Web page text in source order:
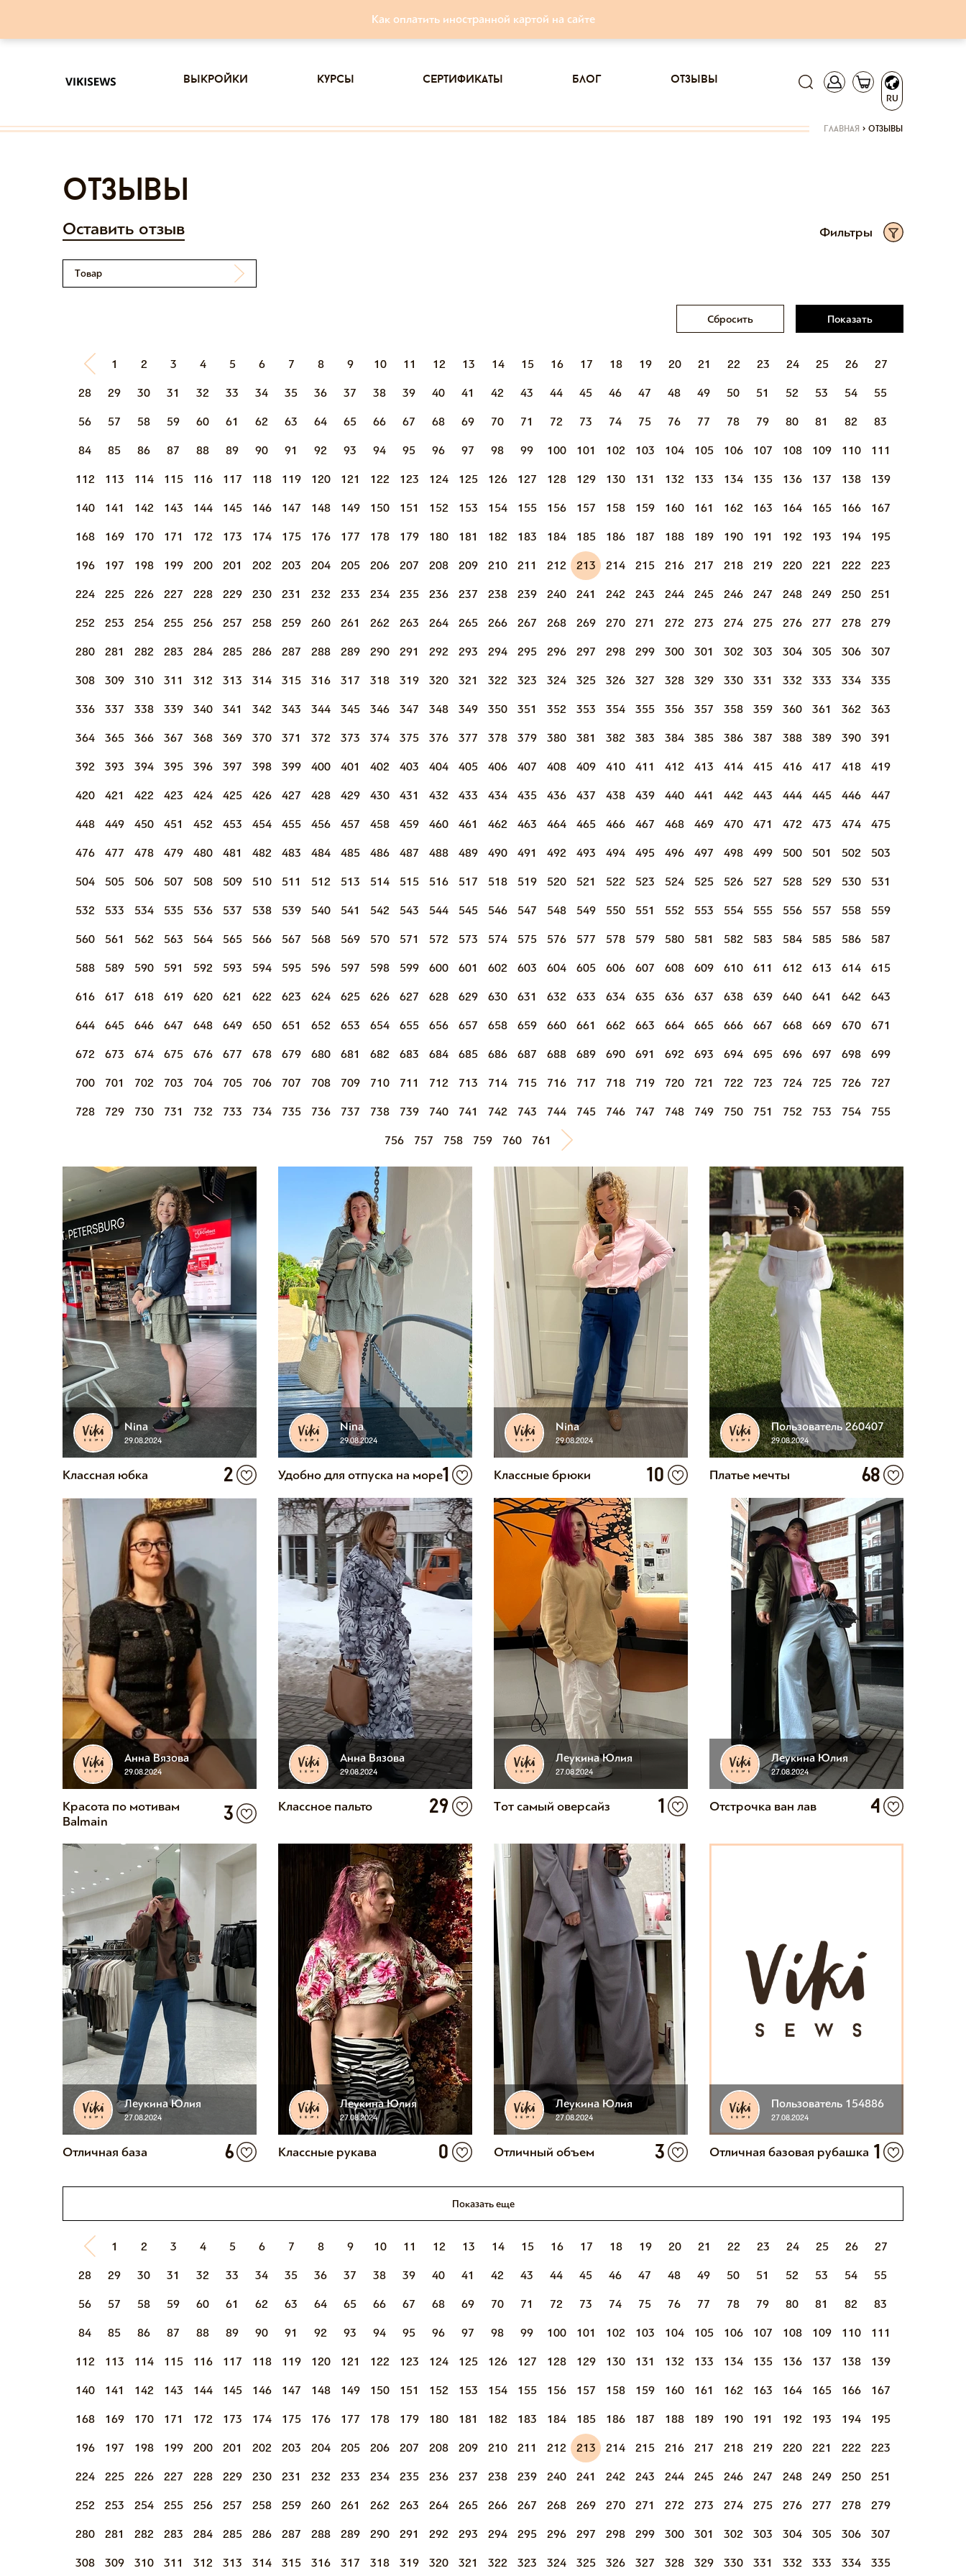
Как оплатить иностранной картой на сайте
RU
выкройки курсы сертификаты блог отзывы
главная > отзывы
отзывы
Оставить отзыв Фильтры
Товар
Сбросить Показать
1 2 3 4 5 6 7 8 9 10 11 12 13 14 15 16 17 18 19 20 21 22 23 24 25 26 27
28 29 30 31 32 33 34 35 36 37 38 39 40 41 42 43 44 45 46 47 48 49 50 51 52 53 54 55
56 57 58 59 60 61 62 63 64 65 66 67 68 69 70 71 72 73 74 75 76 77 78 79 80 81 82 83
84 85 86 87 88 89 90 91 92 93 94 95 96 97 98 99 100 101 102 103 104 105 106 107 108 109 110 111
112 113 114 115 116 117 118 119 120 121 122 123 124 125 126 127 128 129 130 131 132 133 134 135 136 137 138 139
140 141 142 143 144 145 146 147 148 149 150 151 152 153 154 155 156 157 158 159 160 161 162 163 164 165 166 167
168 169 170 171 172 173 174 175 176 177 178 179 180 181 182 183 184 185 186 187 188 189 190 191 192 193 194 195
196 197 198 199 200 201 202 203 204 205 206 207 208 209 210 211 212 213 214 215 216 217 218 219 220 221 222 223
224 225 226 227 228 229 230 231 232 233 234 235 236 237 238 239 240 241 242 243 244 245 246 247 248 249 250 251
252 253 254 255 256 257 258 259 260 261 262 263 264 265 266 267 268 269 270 271 272 273 274 275 276 277 278 279
280 281 282 283 284 285 286 287 288 289 290 291 292 293 294 295 296 297 298 299 300 301 302 303 304 305 306 307
308 309 310 311 312 313 314 315 316 317 318 319 320 321 322 323 324 325 326 327 328 329 330 331 332 333 334 335
336 337 338 339 340 341 342 343 344 345 346 347 348 349 350 351 352 353 354 355 356 357 358 359 360 361 362 363
364 365 366 367 368 369 370 371 372 373 374 375 376 377 378 379 380 381 382 383 384 385 386 387 388 389 390 391
392 393 394 395 396 397 398 399 400 401 402 403 404 405 406 407 408 409 410 411 412 413 414 415 416 417 418 419
420 421 422 423 424 425 426 427 428 429 430 431 432 433 434 435 436 437 438 439 440 441 442 443 444 445 446 447
448 449 450 451 452 453 454 455 456 457 458 459 460 461 462 463 464 465 466 467 468 469 470 471 472 473 474 475
476 477 478 479 480 481 482 483 484 485 486 487 488 489 490 491 492 493 494 495 496 497 498 499 500 501 502 503
504 505 506 507 508 509 510 511 512 513 514 515 516 517 518 519 520 521 522 523 524 525 526 527 528 529 530 531
532 533 534 535 536 537 538 539 540 541 542 543 544 545 546 547 548 549 550 551 552 553 554 555 556 557 558 559
560 561 562 563 564 565 566 567 568 569 570 571 572 573 574 575 576 577 578 579 580 581 582 583 584 585 586 587
588 589 590 591 592 593 594 595 596 597 598 599 600 601 602 603 604 605 606 607 608 609 610 611 612 613 614 615
616 617 618 619 620 621 622 623 624 625 626 627 628 629 630 631 632 633 634 635 636 637 638 639 640 641 642 643
644 645 646 647 648 649 650 651 652 653 654 655 656 657 658 659 660 661 662 663 664 665 666 667 668 669 670 671
672 673 674 675 676 677 678 679 680 681 682 683 684 685 686 687 688 689 690 691 692 693 694 695 696 697 698 699
700 701 702 703 704 705 706 707 708 709 710 711 712 713 714 715 716 717 718 719 720 721 722 723 724 725 726 727
728 729 730 731 732 733 734 735 736 737 738 739 740 741 742 743 744 745 746 747 748 749 750 751 752 753 754 755
756 757 758 759 760 761
Nina
29.08.2024
Классная юбка 2
Nina
29.08.2024
Удобно для отпуска на море1
Nina
29.08.2024
Классные брюки 10
Пользователь 260407
29.08.2024
Платье мечты 68
Анна Вязова
29.08.2024
Красота по мотивам
Balmain
3
Анна Вязова
29.08.2024
Классное пальто 29
Леукина Юлия
27.08.2024
Тот самый оверсайз 1
Леукина Юлия
27.08.2024
Отстрочка ван лав 4
Леукина Юлия
27.08.2024
Отличная база 6
Леукина Юлия
27.08.2024
Классные рукава 0
Леукина Юлия
27.08.2024
Отличный объем 3
Пользователь 154886
27.08.2024
Отличная базовая рубашка 1
Показать еще
1 2 3 4 5 6 7 8 9 10 11 12 13 14 15 16 17 18 19 20 21 22 23 24 25 26 27
28 29 30 31 32 33 34 35 36 37 38 39 40 41 42 43 44 45 46 47 48 49 50 51 52 53 54 55
56 57 58 59 60 61 62 63 64 65 66 67 68 69 70 71 72 73 74 75 76 77 78 79 80 81 82 83
84 85 86 87 88 89 90 91 92 93 94 95 96 97 98 99 100 101 102 103 104 105 106 107 108 109 110 111
112 113 114 115 116 117 118 119 120 121 122 123 124 125 126 127 128 129 130 131 132 133 134 135 136 137 138 139
140 141 142 143 144 145 146 147 148 149 150 151 152 153 154 155 156 157 158 159 160 161 162 163 164 165 166 167
168 169 170 171 172 173 174 175 176 177 178 179 180 181 182 183 184 185 186 187 188 189 190 191 192 193 194 195
196 197 198 199 200 201 202 203 204 205 206 207 208 209 210 211 212 213 214 215 216 217 218 219 220 221 222 223
224 225 226 227 228 229 230 231 232 233 234 235 236 237 238 239 240 241 242 243 244 245 246 247 248 249 250 251
252 253 254 255 256 257 258 259 260 261 262 263 264 265 266 267 268 269 270 271 272 273 274 275 276 277 278 279
280 281 282 283 284 285 286 287 288 289 290 291 292 293 294 295 296 297 298 299 300 301 302 303 304 305 306 307
308 309 310 311 312 313 314 315 316 317 318 319 320 321 322 323 324 325 326 327 328 329 330 331 332 333 334 335